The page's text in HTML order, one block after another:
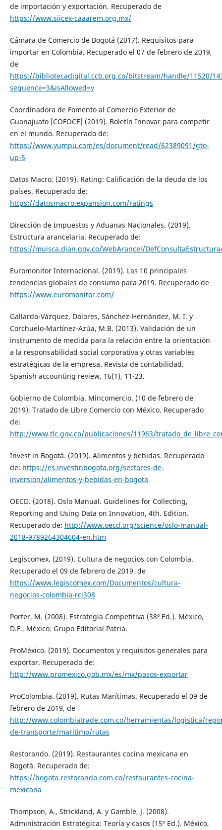
de importación y exportación. Recuperado de
https://www.siicex-caaarem.org.mx/
Cámara de Comercio de Bogotá (2017). Requisitos para
importar en Colombia. Recuperado el 07 de febrero de 2019,
de
https://bibliotecadigital.ccb.org.co/bitstream/handle/11520/
sequence=3&isAllowed=y
Coordinadora de Fomento al Comercio Exterior de
Guanajuato [COFOCE] (2019). Boletín Innovar para competir
en el mundo. Recuperado de:
https://www.yumpu.com/es/document/read/62389091/gto-
up-5
Datos Macro. (2019). Rating: Calificación de la deuda de los
países. Recuperado de:
https://datosmacro.expansion.com/ratings
Dirección de Impuestos y Aduanas Nacionales. (2019).
Estructura arancelaria. Recuperado de:
https://muisca.dian.gov.co/WebArancel/
Euromonitor Internacional. (2019). Las 10 principales
tendencias globales de consumo para 2019. Recuperado de
https://www.euromonitor.com/
Gallardo-Vázquez, Dolores, Sánchez-Hernández, M. I. y
Corchuelo-Martínez-Azúa, M.B. (2013). Validación de un
instrumento de medida para la relación entre la orientación
a la responsabilidad social corporativa y otras variables
estratégicas de la empresa. Revista de contabilidad.
Spanish accounting review, 16(1), 11-23.
Gobierno de Colombia. Mincomercio. (10 de febrero de
2019). Tratado de Libre Comercio con México. Recuperado
de:
http://www.tlc.gov.co/publicaciones/11963/
Invest in Bogotá. (2019). Alimentos y bebidas. Recuperado
de: https://es.investinbogota.org/sectores-de-
inversion/alimentos-y-bebidas-en-bogota
OECD. (2018). Oslo Manual. Guidelines for Collecting,
Reporting and Using Data on Innovation, 4th. Edition.
Recuperado de: http://www.oecd.org/science/oslo-manual-
2018-9789264304604-en.htm
Legiscomex. (2019). Cultura de negocios con Colombia.
Recuperado el 09 de febrero de 2019, de
https://www.legiscomex.com/Documentos/cultura-
negocios-colombia-rci308
Porter, M. (2008). Estrategia Competitiva (38º Ed.). México,
D.F., México: Grupo Editorial Patria.
ProMéxico. (2019). Documentos y requisitos generales para
exportar. Recuperado de:
http://www.promexico.gob.mx/es/mx/pasos-exportar
ProColombia. (2019). Rutas Marítimas. Recuperado el 09 de
febrero de 2019, de
http://www.colombiatrade.com.co/herramientas/logistica/
de-transporte/maritimo/rutas
Restorando. (2019). Restaurantes cocina mexicana en
Bogotá. Recuperado de:
https://bogota.restorando.com.co/restaurantes-cocina-
mexicana
Thompson, A., Strickland, A. y Gamble, J. (2008).
Administración Estratégica: Teoría y casos (15º Ed.). México,